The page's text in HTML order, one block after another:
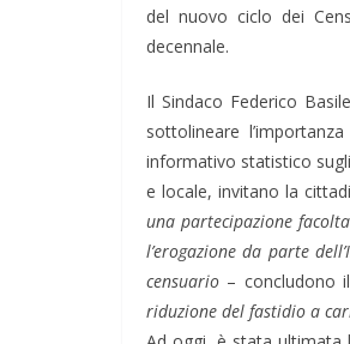
del nuovo ciclo dei
decennale.
Il Sindaco Federico
sottolineare
informativo statistico
e locale, invitano la
una partecipazione
l’erogazione da parte
censuario – concludono
riduzione del fastidio a